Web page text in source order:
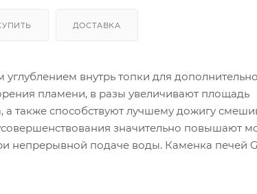
ДОСТАВКА
внутрь топки для
пламени, в разы увеличивают площадь
а также способствуют лучшему дожигу
значительно повышают
непрерывной подаче воды. Каменка печей